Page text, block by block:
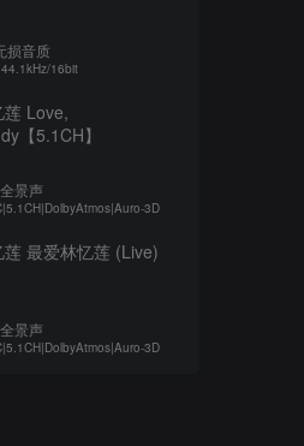
【母带音质】
损音质
16bit
莲 Love,
【5.1CH】
景声
3D
莲 最爱林忆莲 (Live)
景声
3D